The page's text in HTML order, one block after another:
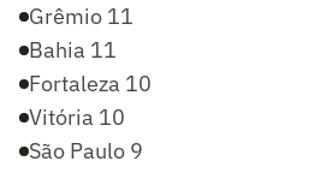
Grêmio 11
Bahia 11
Fortaleza 10
Vitória 10
São Paulo 9